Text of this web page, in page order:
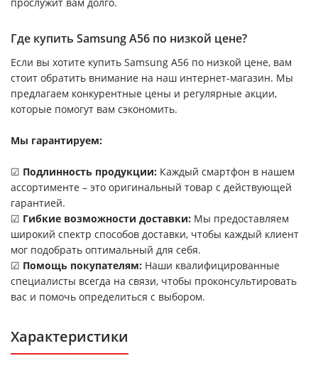
Где купить Samsung A56 по низкой цене?
Если вы хотите купить Samsung A56 по низкой цене, вам
стоит обратить внимание на наш интернет-магазин. Мы
предлагаем конкурентные цены и регулярные акции,
которые помогут вам сэкономить.
Мы гарантируем:
☑ Подлинность продукции: Каждый смартфон в нашем
ассортименте – это оригинальный товар с действующей
гарантией.
☑ Гибкие возможности доставки: Мы предоставляем
широкий спектр способов доставки, чтобы каждый клиент
мог подобрать оптимальный для себя.
☑ Помощь покупателям: Наши квалифицированные
специалисты всегда на связи, чтобы проконсультировать
вас и помочь определиться с выбором.
Характеристики